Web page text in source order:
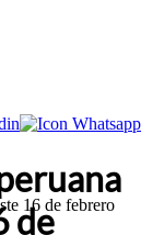
16 de febrero
de